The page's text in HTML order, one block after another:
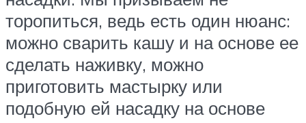
торопиться, ведь есть один нюанс:
можно сварить кашу и на основе ее
сделать наживку, можно
приготовить мастырку или
подобную ей насадку на основе